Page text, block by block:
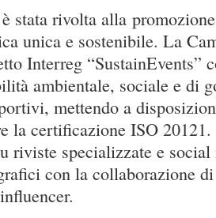
stata rivolta alla
unica e sostenibile. La
Interreg “SustainEvents”
ambientale, sociale e di
mettendo a
la certificazione ISO
riviste specializzate e social
con la collaborazione